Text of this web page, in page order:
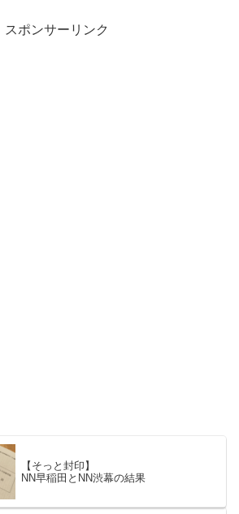
スポンサーリンク
【そっと封印】
NN早稲田とNN渋幕の結果